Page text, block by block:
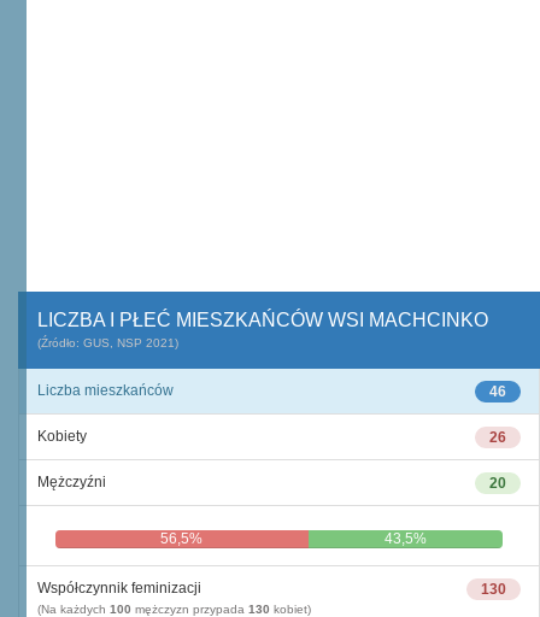
LICZBA I PŁEĆ MIESZKAŃCÓW WSI MACHCINKO
(Źródło: GUS, NSP 2021)
46
Liczba mieszkańców
26
Kobiety
20
Mężczyźni
56,5% 43,5%
130
Współczynnik feminizacji
(Na każdych 100 mężczyzn przypada 130 kobiet)